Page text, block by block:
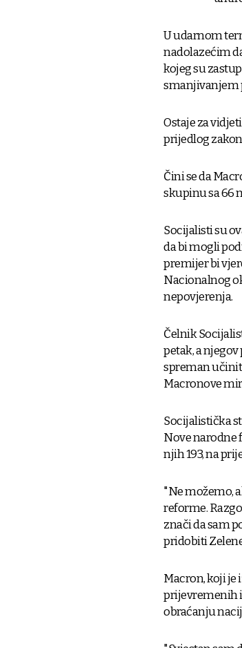
U udarnom
nadolazećim
kojeg su
smanjivanjem
Ostaje za
prijedlog
Čini se da
skupinu sa 66
Socijalisti su
da bi mogli
premijer bi
Nacionalnog
nepovjerenja.
Čelnik
petak, a
spreman
Macronove
Socijalistička
Nove narodne
njih 193, na
"Ne možemo,
reforme.
znači da sam
pridobiti
Macron, koji
prijevremenih
obraćanju